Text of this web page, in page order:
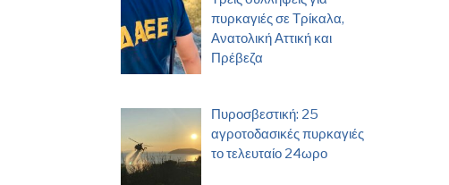
πυρκαγιές σε Τρίκαλα,
Ανατολική Αττική και
Πρέβεζα
Πυροσβεστική: 25
αγροτοδασικές πυρκαγιές
το τελευταίο 24ωρο